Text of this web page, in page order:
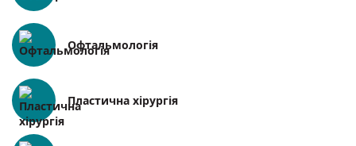
Офтальмологія
Пластична хірургія